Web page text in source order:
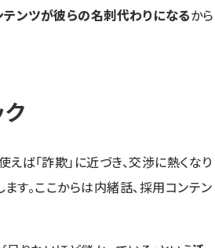
ンツが彼らの名刺代わりになるから
ば「詐欺」に近づき、交渉に熱くなり
す。ここからは内緒話、採用コンテン